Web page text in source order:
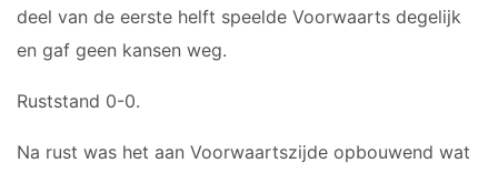
JO9-3
JO9-4JM
JO10-2 JM
deel van de eerste helft speelde Voorwaarts degelijk
en gaf geen kansen weg.
Ruststand 0-0.
Na rust was het aan Voorwaartszijde opbouwend wat